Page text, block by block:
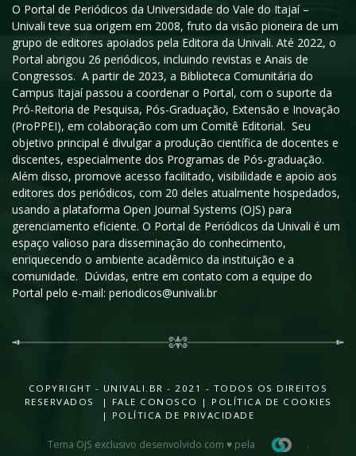
O Portal de Periódicos da Universidade do Vale do Itajaí –
Univali teve sua origem em 2008, fruto da visão pioneira de um
grupo de editores apoiados pela Editora da Univali. Até 2022, o
Portal abrigou 26 periódicos, incluindo revistas e Anais de
Congressos. A partir de 2023, a Biblioteca Comunitária do
Campus Itajaí passou a coordenar o Portal, com o suporte da
Pró-Reitoria de Pesquisa, Pós-Graduação, Extensão e Inovação
(ProPPEI), em colaboração com um Comitê Editorial. Seu
objetivo principal é divulgar a produção científica de docentes e
discentes, especialmente dos Programas de Pós-graduação.
Além disso, promove acesso facilitado, visibilidade e apoio aos
editores dos periódicos, com 20 deles atualmente hospedados,
usando a plataforma Open Journal Systems (OJS) para
gerenciamento eficiente. O Portal de Periódicos da Univali é um
espaço valioso para disseminação do conhecimento,
enriquecendo o ambiente acadêmico da instituição e a
comunidade. Dúvidas, entre em contato com a equipe do
Portal pelo e-mail: periodicos@univali.br
COPYRIGHT - UNIVALI.BR - 2021 - TODOS OS DIREITOS
RESERVADOS |
FALE CONOSCO | POLÍTICA DE COOKIES
| POLÍTICA DE PRIVACIDADE
Tema OJS exclusivo desenvolvido com ♥ pela .